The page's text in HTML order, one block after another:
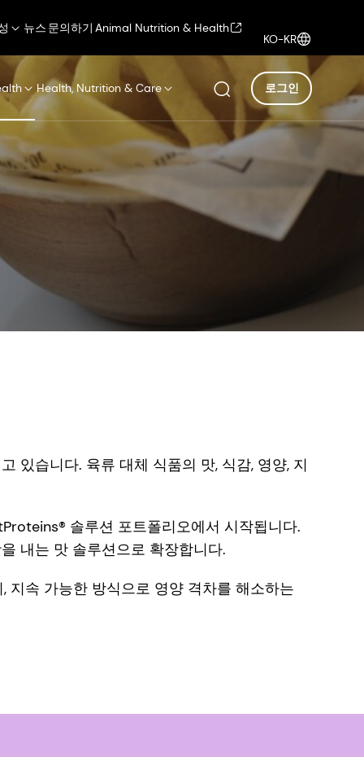
뉴스 문의하기 Animal Nutrition & Health
KO-KR
Health, Nutrition & Care 로그인
있습니다. 육류 대체 식품의 맛, 식감, 영양, 지
솔루션 포트폴리오에서 시작됩니다.
내는 맛 솔루션으로 확장합니다.
지속 가능한 방식으로 영양 격차를 해소하는